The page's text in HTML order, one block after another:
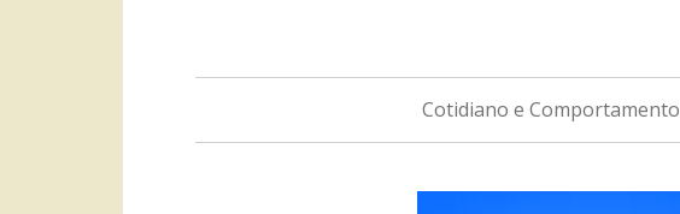
Cotidiano e Comportamento